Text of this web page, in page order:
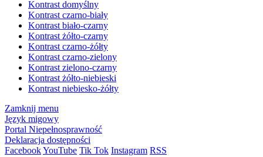
Kontrast domyślny
Kontrast czarno-biały
Kontrast biało-czarny
Kontrast żółto-czarny
Kontrast czarno-żółty
Kontrast czarno-zielony
Kontrast zielono-czarny
Kontrast żółto-niebieski
Kontrast niebiesko-żółty
Zamknij menu
Język migowy
Portal Niepełnosprawność
Deklaracja dostępności
FacebookYouTube Tik Tok Instagram RSS